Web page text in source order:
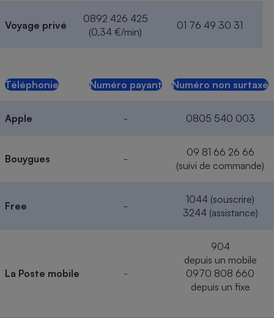
Voyage privé
0892 426 425
(0,34 €/min)
01 76 49 30 31
Téléphonie Numéro payant Numéro non surtaxé
Apple - 0805 540 003
Bouygues -
09 81 66 26 66
(suivi de commande)
Free -
1044 (souscrire)
3244 (assistance)
La Poste mobile -
904
depuis un mobile
0970 808 660
depuis un fixe